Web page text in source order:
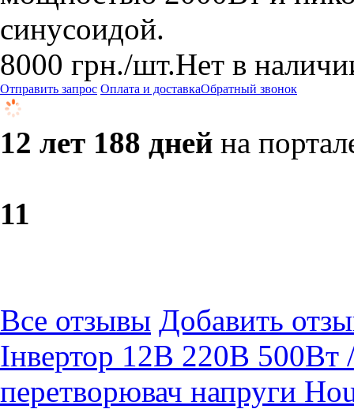
синусоидой.
8000 грн./шт.Нет в
Отправить запрос Оплата и доставкаОбратный звонок
12 лет 188 дней на
11
Все отзывы Добавить
Інвертор 12В 220В 500Вт
перетворювач напруги